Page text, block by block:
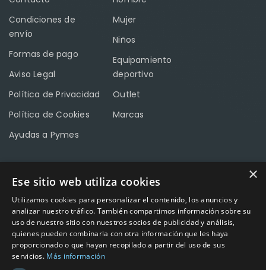
Condiciones de
envío
Formas de pago
Aviso Legal
Política de Privacidad
Política de Cookies
Ayudas a Pymes
Mujer
Niños
Equipamiento
deportivo
Outlet
Marcas
CONTACTO
Calle Méndez Núñez nº3 – Fuente Palmera 14120 Córdoba
Teléfono957 04 96 57
Emailinfo@factory-sport.es
×
Ese sitio web utiliza cookies
Utilizamos cookies para personalizar el contenido, los anuncios y
analizar nuestro tráfico. También compartimos información sobre su
uso de nuestro sitio con nuestros socios de publicidad y análisis,
quienes pueden combinarla con otra información que les haya
proporcionado o que hayan recopilado a partir del uso de sus
servicios. Más información